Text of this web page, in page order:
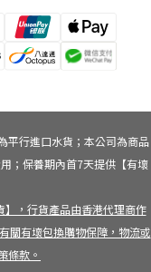
平行進口水貨；本公司為商品
；保養期內首7天提供【有壞
，行貨產品由香港代理商作
關有壞包換購物保障，物流或
條款。